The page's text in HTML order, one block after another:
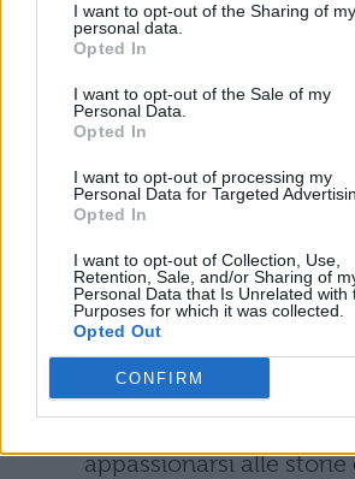
I want to opt-out of the Sharing of my
personal data.
Opted In
I want to opt-out of the Sale of my
Personal Data.
Opted In
I want to opt-out of processing my
Personal Data for Targeted
Opted In
I want to opt-out of Collection, Use,
Retention, Sale, and/or Sharing of
Personal Data that Is Unrelated with
Purposes for which it was collected.
Opted Out
CONFIRM
famoso del mondo,
estremamente convulsi
mentre l'altra parte verrà
rapporto di amicizia – ai
dipendenza – che nel
quattro stagioni si viene
Sherlock Holmes e il
Watson. Alti e bassi
tradimenti, figli, morti e
Orange is the New
2013 – in corso):
appassionarsi alle